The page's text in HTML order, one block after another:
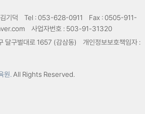
김기덕 Tel :053-628-0911 Fax :0505-911-
사업자번호 : 503-91-31320
달구벌대로 1657 (감삼동)
개인정보보호책임자 :
원. All Rights Reserved.